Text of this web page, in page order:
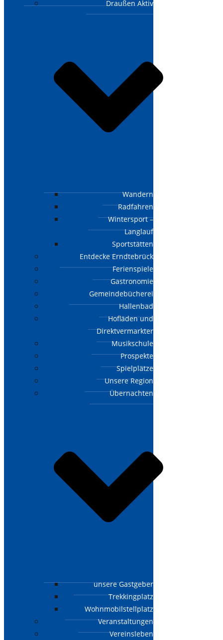
Draußen Aktiv
Wandern
Radfahren
Wintersport –
Langlauf
Sportstätten
Entdecke Erndtebrück
Ferienspiele
Gastronomie
Gemeindebücherei
Hallenbad
Hofläden und
Direktvermarkter
Musikschule
Prospekte
Spielplätze
Unsere Region
Übernachten
unsere Gastgeber
Trekkingplatz
Wohnmobilstellplatz
Veranstaltungen
Vereinsleben